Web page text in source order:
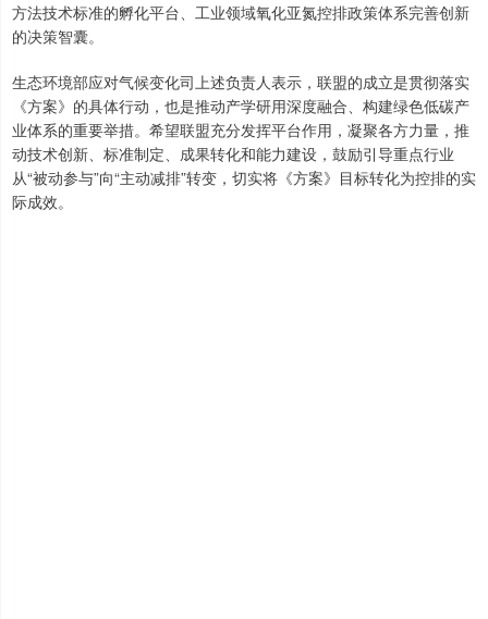
方法技术标准的孵化平台、工业领域氧化亚氮控排政策体系完善创新
的决策智囊。
生态环境部应对气候变化司上述负责人表示，联盟的成立是贯彻落实
《方案》的具体行动，也是推动产学研用深度融合、构建绿色低碳产
业体系的重要举措。希望联盟充分发挥平台作用，凝聚各方力量，推
动技术创新、标准制定、成果转化和能力建设，鼓励引导重点行业
从“被动参与”向“主动减排”转变，切实将《方案》目标转化为控排的实
际成效。